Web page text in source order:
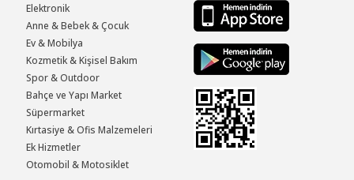
Elektronik
Anne & Bebek & Çocuk
Ev & Mobilya
Kozmetik & Kişisel Bakım
Spor & Outdoor
Bahçe ve Yapı Market
Süpermarket
Kırtasiye & Ofis Malzemeleri
Ek Hizmetler
Otomobil & Motosiklet